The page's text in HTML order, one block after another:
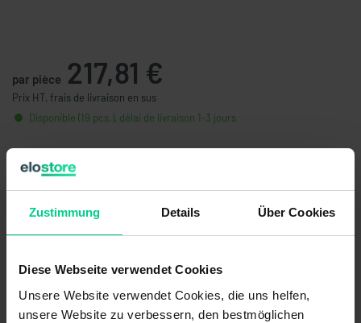
Zustimmung Details Über Cookies
Diese Webseite verwendet Cookies
Unsere Website verwendet Cookies, die uns helfen,
unsere Website zu verbessern, den bestmöglichen
par pièce 217,81 €
Prix HT, frais de livraison en sus
Disponible (19 pcs.), délai de livraison 1-3 jours
Quantité
À partir de 5 pièces 206,92 €
- 5 %
À partir de 10 pièces
191,40 €
À partir de 100 pièces
139,53 €
Ajouter au panier